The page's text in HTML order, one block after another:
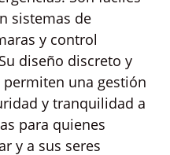
sistemas de
y control
diseño discreto y
una gestión
y tranquilidad a
para quienes
y a sus seres